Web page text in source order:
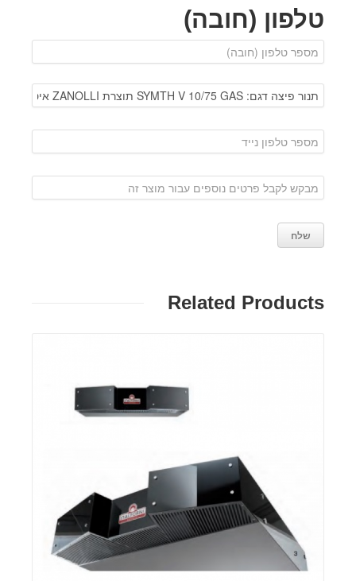
טלפון (חובה)
Related Products